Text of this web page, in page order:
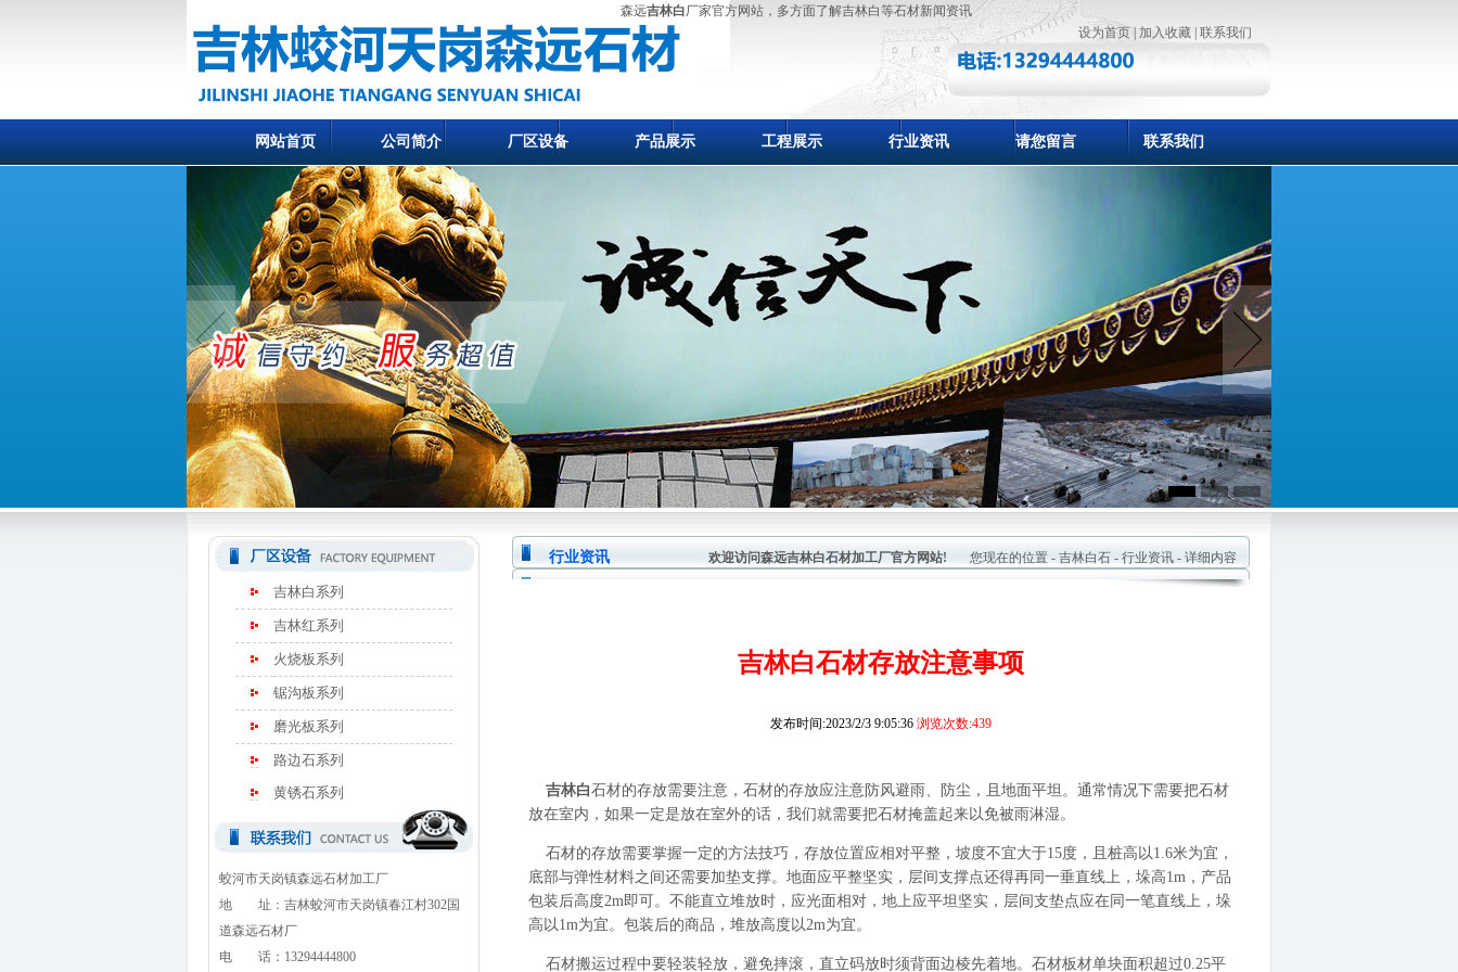
森远吉林白厂家官方网站，多方面了解吉林白等石材新闻资讯
设为首页| 加入收藏 联系我们
网站首页 公司简介 厂区设备 产品展示 工程展示 行业资讯 请您留言 联系我们
吉林白系列
吉林红系列
火烧板系列
锯沟板系列
磨光板系列
路边石系列
黄锈石系列
蛟河市天岗镇森远石材加工厂
地 址：吉林蛟河市天岗镇春江村302国
道森远石材厂
电 话：13294444800
行业资讯 欢迎访问森远吉林白石材加工厂官方网站! 您现在的位置 - 吉林白石 - 行业资讯 - 详细内容
吉林白石材存放注意事项
发布时间:2023/2/3 9:05:36 浏览次数:439
吉林白石材的存放需要注意，石材的存放应注意防风避雨、防尘，且地面平坦。通常情况下需要把石材
放在室内，如果一定是放在室外的话，我们就需要把石材掩盖起来以免被雨淋湿。
石材的存放需要掌握一定的方法技巧，存放位置应相对平整，坡度不宜大于15度，且桩高以1.6米为宜，
底部与弹性材料之间还需要加垫支撑。地面应平整坚实，层间支撑点还得再同一垂直线上，垛高1m，产品
包装后高度2m即可。不能直立堆放时，应光面相对，地上应平坦坚实，层间支垫点应在同一笔直线上，垛
高以1m为宜。包装后的商品，堆放高度以2m为宜。
石材搬运过程中要轻装轻放，避免摔滚，直立码放时须背面边棱先着地。石材板材单块面积超过0.25平